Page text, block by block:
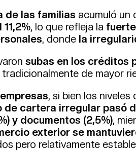
de las familias acumuló un
, lo que refleja la
, donde la
subas en los créditos
tradicionalmente de mayor
, si bien los
de cartera irregular pasó
y documentos (2,5%),
exterior se
pero relativamente